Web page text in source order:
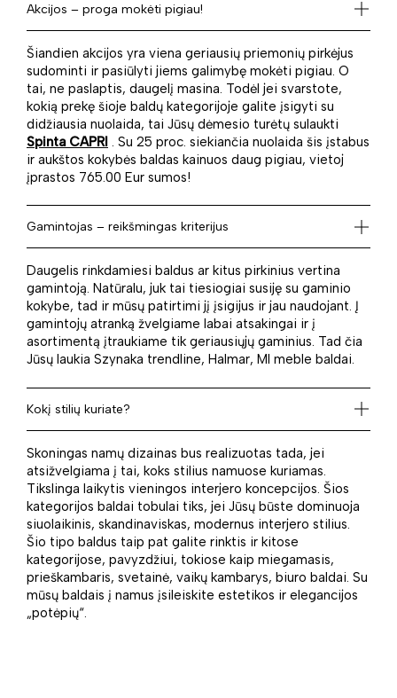
Akcijos – proga mokėti pigiau!
Šiandien akcijos yra viena geriausių priemonių pirkėjus
sudominti ir pasiūlyti jiems galimybę mokėti pigiau. O
tai, ne paslaptis, daugelį masina. Todėl jei svarstote,
kokią prekę šioje baldų kategorijoje galite įsigyti su
didžiausia nuolaida, tai Jūsų dėmesio turėtų sulaukti
Spinta CAPRI . Su 25 proc. siekiančia nuolaida šis įstabus
ir aukštos kokybės baldas kainuos daug pigiau, vietoj
įprastos 765.00 Eur sumos!
Gamintojas – reikšmingas kriterijus
Daugelis rinkdamiesi baldus ar kitus pirkinius vertina
gamintoją. Natūralu, juk tai tiesiogiai susiję su gaminio
kokybe, tad ir mūsų patirtimi jį įsigijus ir jau naudojant. Į
gamintojų atranką žvelgiame labai atsakingai ir į
asortimentą įtraukiame tik geriausiųjų gaminius. Tad čia
Jūsų laukia Szynaka trendline, Halmar, Ml meble baldai.
Kokį stilių kuriate?
Skoningas namų dizainas bus realizuotas tada, jei
atsižvelgiama į tai, koks stilius namuose kuriamas.
Tikslinga laikytis vieningos interjero koncepcijos. Šios
kategorijos baldai tobulai tiks, jei Jūsų būste dominuoja
siuolaikinis, skandinaviskas, modernus interjero stilius.
Šio tipo baldus taip pat galite rinktis ir kitose
kategorijose, pavyzdžiui, tokiose kaip miegamasis,
prieškambaris, svetainė, vaikų kambarys, biuro baldai. Su
mūsų baldais į namus įsileiskite estetikos ir elegancijos
„potėpių“.